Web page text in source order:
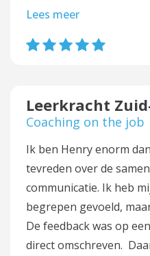
Lees meer
Leerkracht
Coaching on the job
Ik ben Henry enorm
tevreden over de
communicatie. Ik heb
begrepen gevoeld,
De feedback was op
direct omschreven.